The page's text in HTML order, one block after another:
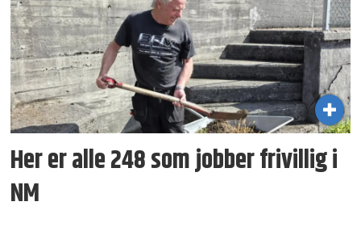
Her er alle 248 som jobber frivillig i
NM